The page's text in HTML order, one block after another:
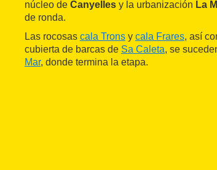
núcleo de Canyelles y la urbanización La
de ronda.
Las rocosas cala Trons y cala Frares, así
cubierta de barcas de Sa Caleta, se
Mar, donde termina la etapa.